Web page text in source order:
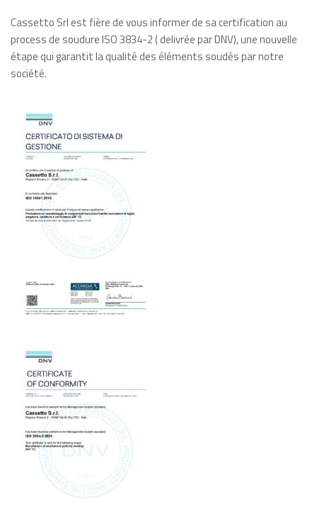
Cassetto Srl est fière de vous informer de sa certification au
process de soudure ISO 3834-2 ( delivrée par DNV), une nouvelle
étape qui garantit la qualité des éléments soudés par notre
société.